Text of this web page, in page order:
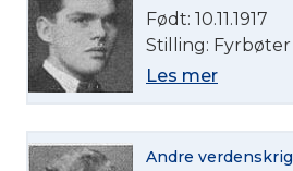
Født: 10.11.1917
Stilling: Fyrbøter
Les mer
Andre verdenskrig
Velg språk